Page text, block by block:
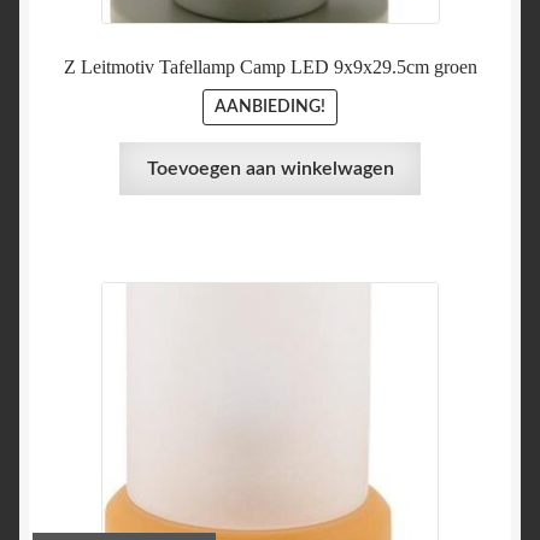
Z Leitmotiv Tafellamp Camp LED 9x9x29.5cm groen
AANBIEDING!
Toevoegen aan winkelwagen